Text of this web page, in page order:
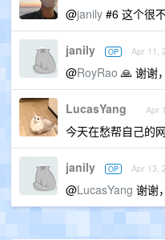
@janily #6 这个很
janily OP Apr 11,
@RoyRao 🙏 谢谢
LucasYang Apr
今天在愁帮自己的
janily OP Apr 13,
@LucasYang 谢谢